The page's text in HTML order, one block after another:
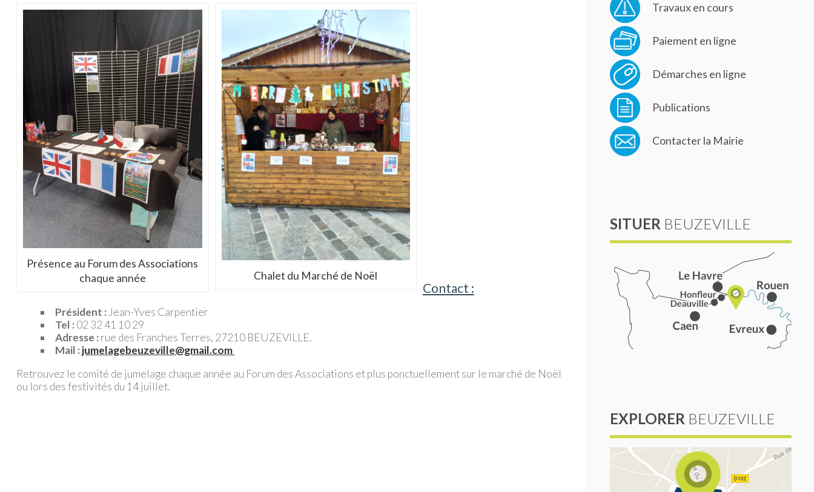
Présence au Forum des Associations
chaque année
Chalet du Marché de Noël
Contact :
Président :Jean-Yves Carpentier
Tel :02 32 41 10 29
Adresse :rue des Franches Terres, 27210 BEUZEVILLE.
Mail :jumelagebeuzeville@gmail.com
Retrouvez le comité de jumelage chaque année au Forum des Associations et plus ponctuellement sur le marché de Noël
ou lors des festivités du 14 juillet.
Travaux en cours
Paiement en ligne
Démarches en ligne
Publications
Contacter la Mairie
SITUER BEUZEVILLE
EXPLORER BEUZEVILLE